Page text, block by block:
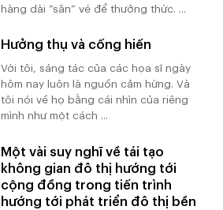
hàng dài “săn” vé để thưởng thức. ...
Hưởng thụ và cống hiến
Với tôi, sáng tác của các họa sĩ ngày
hôm nay luôn là nguồn cảm hứng. Và
tôi nói về họ bằng cái nhìn của riêng
mình như một cách ...
Một vài suy nghĩ về tái tạo
không gian đô thị hướng tới
cộng đồng trong tiến trình
hướng tới phát triển đô thị bền